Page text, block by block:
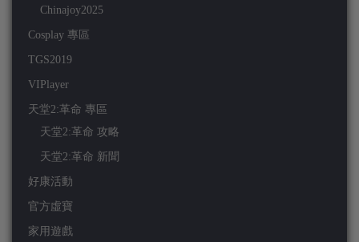
Chinajoy2025
Cosplay 專區
TGS2019
VIPlayer
天堂2:革命 專區
天堂2:革命 攻略
天堂2:革命 新聞
好康活動
官方虛寶
家用遊戲